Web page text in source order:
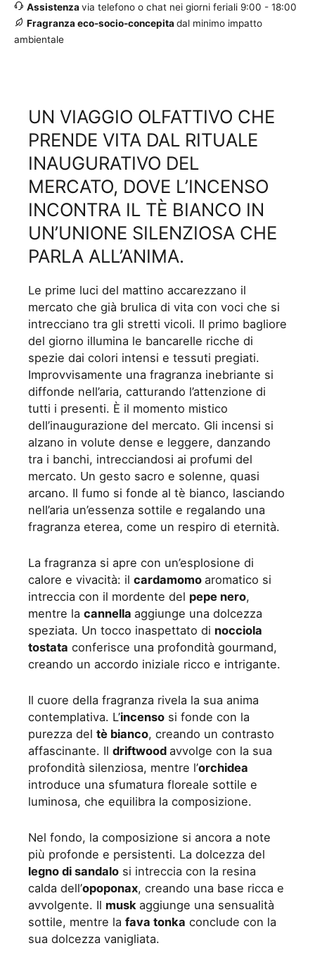
Assistenza via telefono o chat nei giorni feriali 9:00 - 18:00
Fragranza eco-socio-concepita dal minimo impatto
ambientale
UN VIAGGIO OLFATTIVO CHE
PRENDE VITA DAL RITUALE
INAUGURATIVO DEL
MERCATO, DOVE L’INCENSO
INCONTRA IL TÈ BIANCO IN
UN’UNIONE SILENZIOSA CHE
PARLA ALL’ANIMA.
Le prime luci del mattino accarezzano il
mercato che già brulica di vita con voci che si
intrecciano tra gli stretti vicoli. Il primo bagliore
del giorno illumina le bancarelle ricche di
spezie dai colori intensi e tessuti pregiati.
Improvvisamente una fragranza inebriante si
diffonde nell’aria, catturando l’attenzione di
tutti i presenti. È il momento mistico
dell’inaugurazione del mercato. Gli incensi si
alzano in volute dense e leggere, danzando
tra i banchi, intrecciandosi ai profumi del
mercato. Un gesto sacro e solenne, quasi
arcano. Il fumo si fonde al tè bianco, lasciando
nell’aria un’essenza sottile e regalando una
fragranza eterea, come un respiro di eternità.
La fragranza si apre con un’esplosione di
calore e vivacità: il cardamomo aromatico si
intreccia con il mordente del pepe nero,
mentre la cannella aggiunge una dolcezza
speziata. Un tocco inaspettato di nocciola
tostata conferisce una profondità gourmand,
creando un accordo iniziale ricco e intrigante.
Il cuore della fragranza rivela la sua anima
contemplativa. L’incenso si fonde con la
purezza del tè bianco, creando un contrasto
affascinante. Il driftwood avvolge con la sua
profondità silenziosa, mentre l’orchidea
introduce una sfumatura floreale sottile e
luminosa, che equilibra la composizione.
Nel fondo, la composizione si ancora a note
più profonde e persistenti. La dolcezza del
legno di sandalo si intreccia con la resina
calda dell’opoponax, creando una base ricca e
avvolgente. Il musk aggiunge una sensualità
sottile, mentre la fava tonka conclude con la
sua dolcezza vanigliata.